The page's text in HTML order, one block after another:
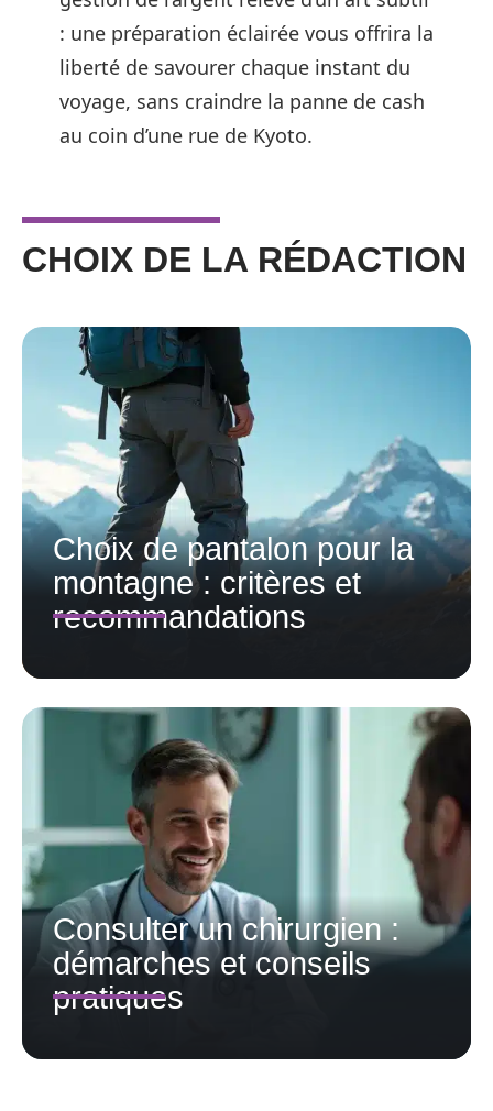
: une préparation éclairée vous offrira la
liberté de savourer chaque instant du
voyage, sans craindre la panne de cash
au coin d’une rue de Kyoto.
CHOIX DE LA RÉDACTION
Choix de pantalon pour la
montagne : critères et
recommandations
Consulter un chirurgien :
démarches et conseils
pratiques